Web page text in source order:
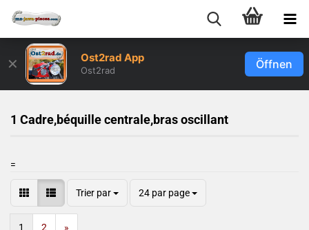
✕ Ost2rad App
Ost2rad Öffnen
1 Cadre,béquille centrale,bras oscillant
=
Trier par 24 par page
1 2 »